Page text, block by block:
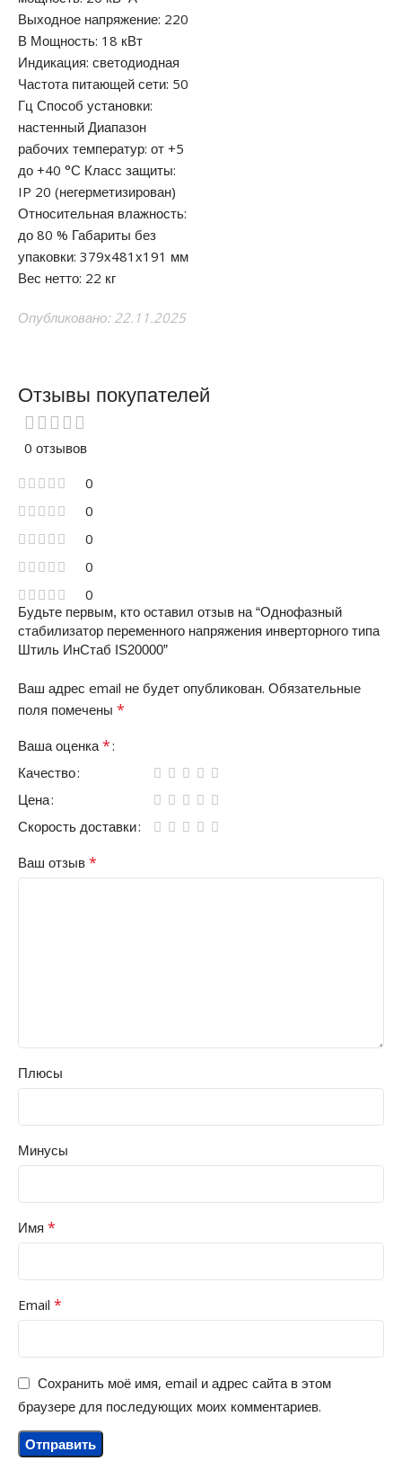
Выходное напряжение: 220
В Мощность: 18 кВт
Индикация: светодиодная
Частота питающей сети: 50
Гц Способ установки:
настенный Диапазон
рабочих температур: от +5
до +40 °С Класс защиты:
IP 20 (негерметизирован)
Относительная влажность:
до 80 % Габариты без
упаковки: 379х481х191 мм
Вес нетто: 22 кг
Опубликовано: 22.11.2025
Отзывы покупателей
0 отзывов
0
0
0
0
0
Будьте первым, кто оставил отзыв на “Однофазный
стабилизатор переменного напряжения инверторного типа
Штиль ИнСтаб IS20000”
Ваш адрес email не будет опубликован. Обязательные
поля помечены *
Ваша оценка *
Качество
Цена
Скорость доставки
Ваш отзыв *
Плюсы
Минусы
Имя *
Email *
Сохранить моё имя, email и адрес сайта в этом
браузере для последующих моих комментариев.